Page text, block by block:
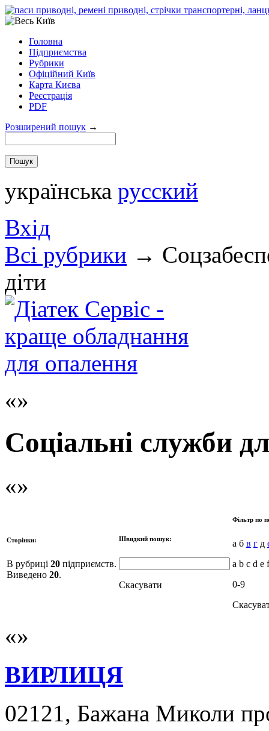
Головна
Підприємства
Рубрики
Офіційний Київ
Карта Києва
Реєстрація
PDF
Розширений пошук →
українська русский
Вхід
Всi рубрики →
діти
Соціальні служби
Сторінки:
В рубриці 20 підприємств.
Виведено 20.
Швидкий пошук:
Скасувати
Фільтр по
а б в г д
a b c d e
0-9
ВИРЛИЦЯ
02121, Бажана Миколи